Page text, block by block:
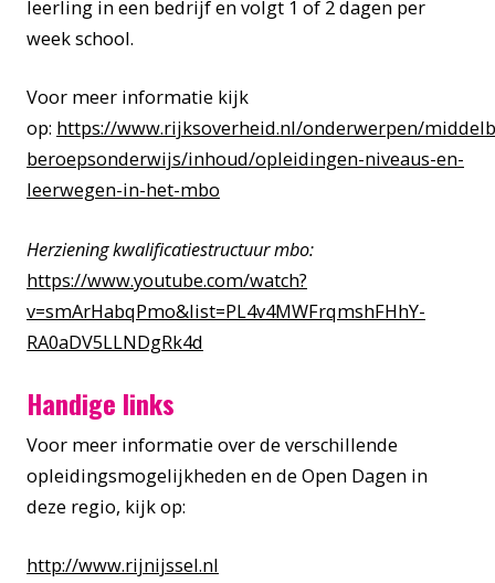
leerling in een bedrijf en volgt 1 of 2 dagen per
week school.
Voor meer informatie kijk
op: https://www.rijksoverheid.nl/onderwerpen/
beroepsonderwijs/inhoud/opleidingen-niveaus-en-
leerwegen-in-het-mbo
Herziening kwalificatiestructuur mbo:
https://www.youtube.com/watch?
v=smArHabqPmo&list=PL4v4MWFrqmshFHhY-
RA0aDV5LLNDgRk4d
Handige links
Voor meer informatie over de verschillende
opleidingsmogelijkheden en de Open Dagen in
deze regio, kijk op:
http://www.rijnijssel.nl